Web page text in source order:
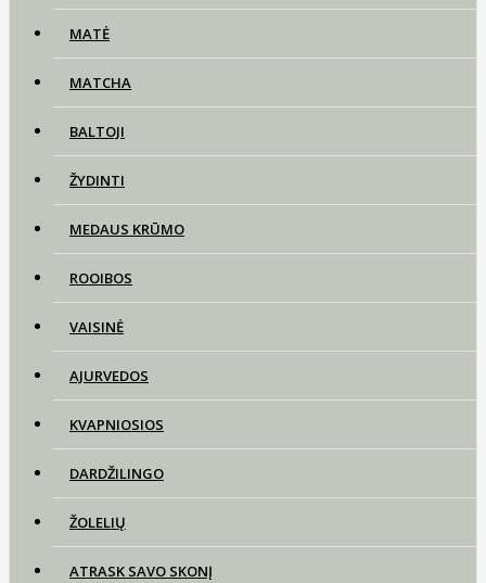
MATĖ
MATCHA
BALTOJI
ŽYDINTI
MEDAUS KRŪMO
ROOIBOS
VAISINĖ
AJURVEDOS
KVAPNIOSIOS
DARDŽILINGO
ŽOLELIŲ
ATRASK SAVO SKONĮ